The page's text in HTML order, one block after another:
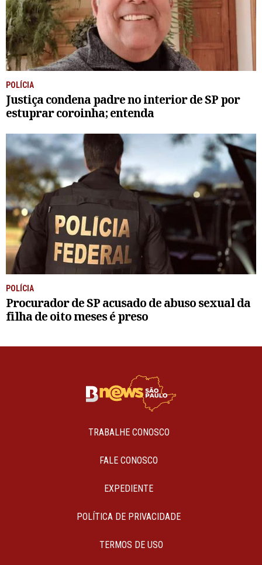
POLÍCIA
Justiça condena padre no interior de SP por
estuprar coroinha; entenda
POLÍCIA
Procurador de SP acusado de abuso sexual da
filha de oito meses é preso
TRABALHE CONOSCO
FALE CONOSCO
EXPEDIENTE
POLÍTICA DE PRIVACIDADE
TERMOS DE USO